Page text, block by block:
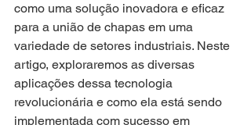
como uma solução inovadora e eficaz
para a união de chapas em uma
variedade de setores industriais. Neste
artigo, exploraremos as diversas
aplicações dessa tecnologia
revolucionária e como ela está sendo
implementada com sucesso em